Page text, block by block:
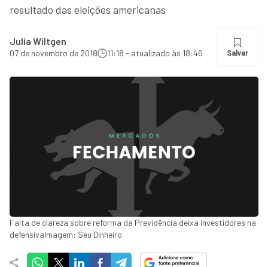
resultado das eleições americanas
Julia Wiltgen
07 de novembro de 2018 11:18 - atualizado às 18:46 Salvar
Falta de clareza sobre reforma da Previdência deixa investidores na
defensivaImagem: Seu Dinheiro